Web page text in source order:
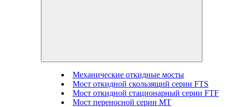
Механические откидные мосты
Мост откидной скользящий серии FTS
Мост откидной стационарный серии FTF
Мост переносной серии MT